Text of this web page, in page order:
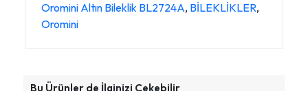
Oromini Altın Bileklik BL2724A, BİLEKLİKLER,
Oromini
Bu Ürünler de İlginizi Çekebilir